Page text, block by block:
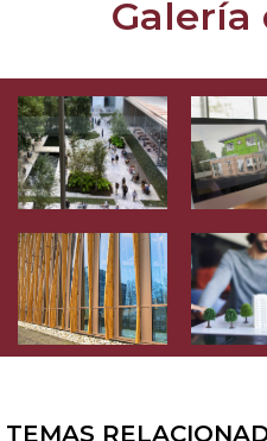
Galería
TEMAS